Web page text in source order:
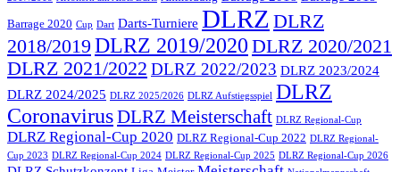
Barrage 2020 Cup Dart Darts-Turniere DLRZ DLRZ
2018/2019 DLRZ 2019/2020 DLRZ 2020/2021
DLRZ 2021/2022 DLRZ 2022/2023 DLRZ 2023/2024
DLRZ 2024/2025 DLRZ 2025/2026 DLRZ Aufstiegsspiel DLRZ
CoronavirusDLRZ Meisterschaft DLRZ Regional-Cup
DLRZ Regional-Cup 2020 DLRZ Regional-Cup 2022 DLRZ Regional-
Cup 2023 DLRZ Regional-Cup 2024 DLRZ Regional-Cup 2025 DLRZ Regional-Cup 2026